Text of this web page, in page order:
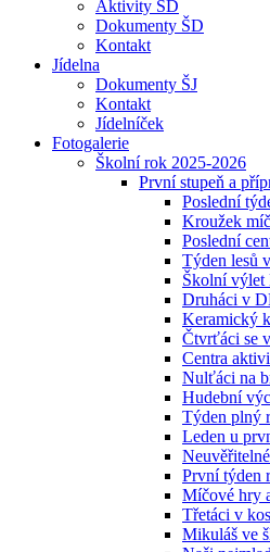
Aktivity ŠD
Dokumenty ŠD
Kontakt
Jídelna
Dokumenty ŠJ
Kontakt
Jídelníček
Fotogalerie
Školní rok 2025-2026
První stupeň a
Poslední
Kroužek
Poslední
Týden lesů
Školní výlet
Druháci v
Keramický
Čtvrťáci se
Centra
Nulťáci na
Hudební
Týden plný
Leden u
První týden
Míčové hry
Třetáci v
Mikuláš ve